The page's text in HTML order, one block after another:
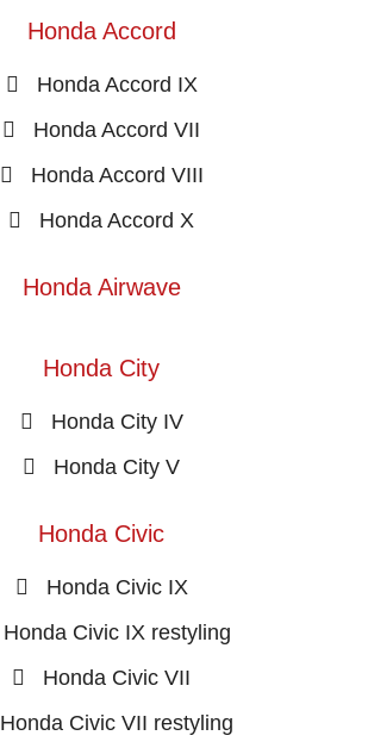
Honda Accord
Honda Accord IX
Honda Accord VII
Honda Accord VIII
Honda Accord X
Honda Airwave
Honda City
Honda City IV
Honda City V
Honda Civic
Honda Civic IX
Honda Civic IX restyling
Honda Civic VII
Honda Civic VII restyling